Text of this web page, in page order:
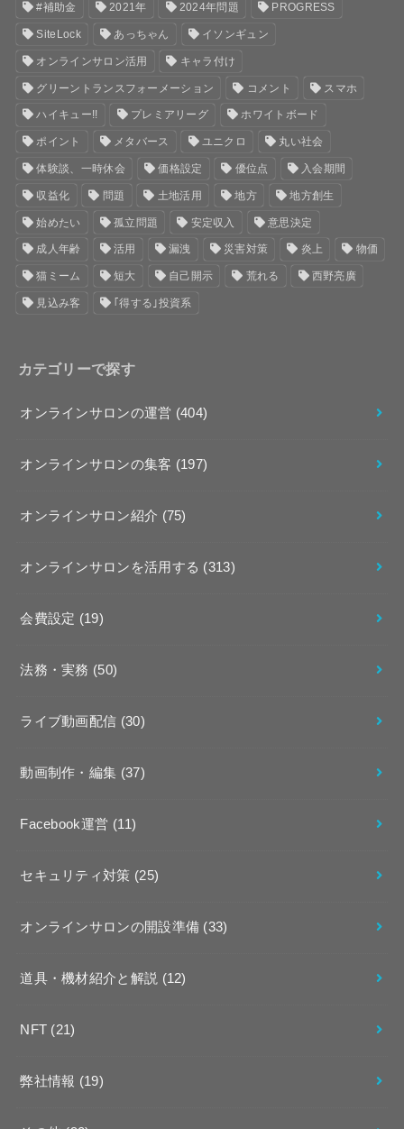
#補助金 2021年 2024年問題 PROGRESS
SiteLock あっちゃん イソンギュン
オンラインサロン活用 キャラ付け
グリーントランスフォーメーション コメント スマホ
ハイキュー!! プレミアリーグ ホワイトボード
ポイント メタバース ユニクロ 丸い社会
体験談、一時休会 価格設定 優位点 入会期間
収益化 問題 土地活用 地方 地方創生
始めたい 孤立問題 安定収入 意思決定
成人年齢 活用 漏洩 災害対策 炎上 物価
猫ミーム 短大 自己開示 荒れる 西野亮廣
見込み客 ｢得する｣投資系
カテゴリーで探す
オンラインサロンの運営 (404)
オンラインサロンの集客 (197)
オンラインサロン紹介 (75)
オンラインサロンを活用する (313)
会費設定 (19)
法務・実務 (50)
ライブ動画配信 (30)
動画制作・編集 (37)
Facebook運営 (11)
セキュリティ対策 (25)
オンラインサロンの開設準備 (33)
道具・機材紹介と解説 (12)
NFT (21)
弊社情報 (19)